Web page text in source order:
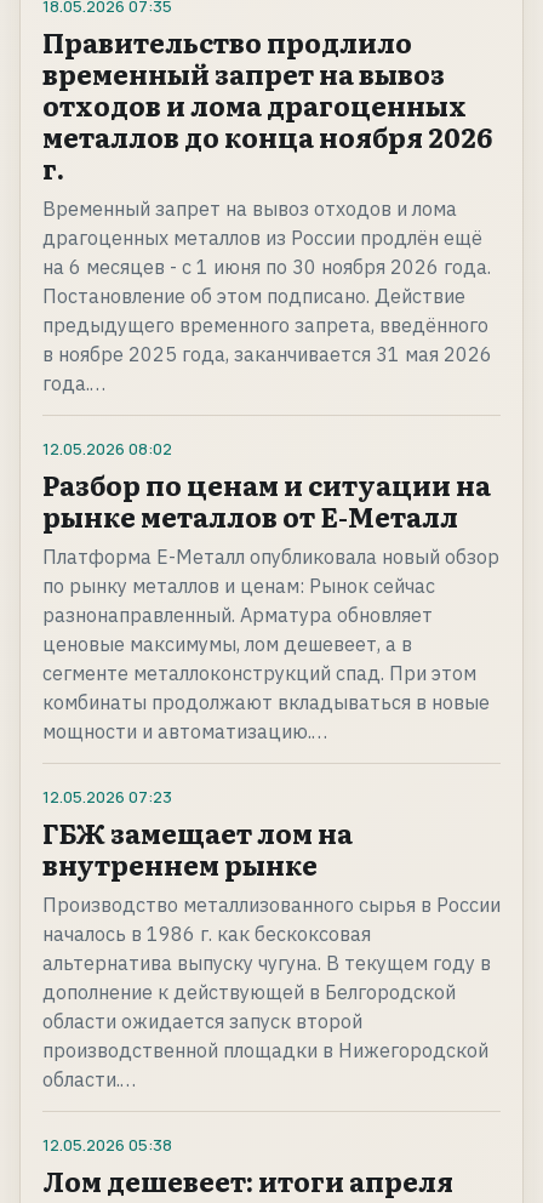
18.05.2026 07:35
Правительство продлило
временный запрет на вывоз
отходов и лома драгоценных
металлов до конца ноября 2026
г.
Временный запрет на вывоз отходов и лома
драгоценных металлов из России продлён ещё
на 6 месяцев - с 1 июня по 30 ноября 2026 года.
Постановление об этом подписано. Действие
предыдущего временного запрета, введённого
в ноябре 2025 года, заканчивается 31 мая 2026
года.…
12.05.2026 08:02
Разбор по ценам и ситуации на
рынке металлов от Е-Металл
Платформа Е-Металл опубликовала новый обзор
по рынку металлов и ценам: Рынок сейчас
разнонаправленный. Арматура обновляет
ценовые максимумы, лом дешевеет, а в
сегменте металлоконструкций спад. При этом
комбинаты продолжают вкладываться в новые
мощности и автоматизацию.…
12.05.2026 07:23
ГБЖ замещает лом на
внутреннем рынке
Производство металлизованного сырья в России
началось в 1986 г. как бескоксовая
альтернатива выпуску чугуна. В текущем году в
дополнение к действующей в Белгородской
области ожидается запуск второй
производственной площадки в Нижегородской
области.…
12.05.2026 05:38
Лом дешевеет: итоги апреля